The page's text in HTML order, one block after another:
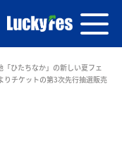
「ひたちなか」の新しい夏フェ
りチケットの第3次先行抽選販売